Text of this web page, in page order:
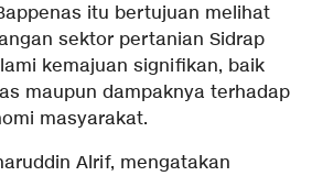
itu bertujuan melihat
sektor pertanian Sidrap
kemajuan signifikan, baik
maupun dampaknya terhadap
masyarakat.
Alrif, mengatakan